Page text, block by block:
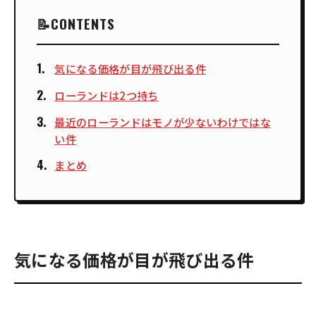
CONTENTS
気になる価格が目が飛び出る件
ローランドは2つ持ち
最近のローランドはモノが少ないわけではな
い件
まとめ
気になる価格が目が飛び出る件